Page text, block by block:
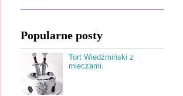
Popularne posty
Tort Wiedźmiński z
mieczami.